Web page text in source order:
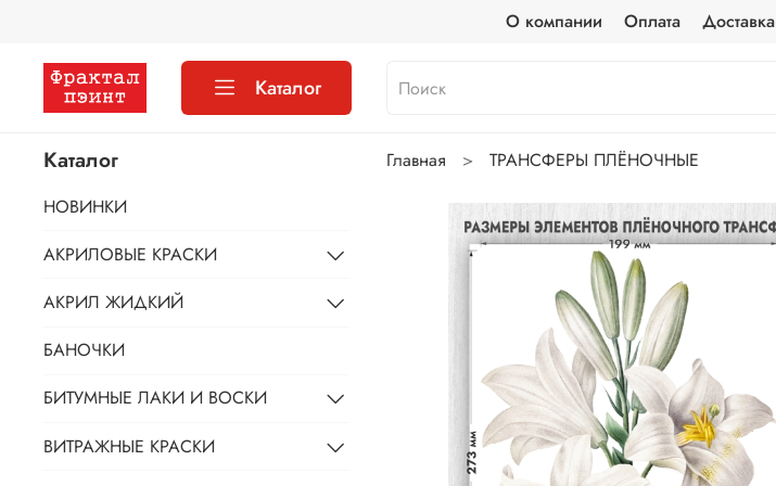
О компании Оплата Доставка
Каталог
Главная ТРАНСФЕРЫ ПЛЁНОЧНЫЕ
Каталог
НОВИНКИ
АКРИЛОВЫЕ КРАСКИ
АКРИЛ ЖИДКИЙ
БАНОЧКИ
БИТУМНЫЕ ЛАКИ И ВОСКИ
ВИТРАЖНЫЕ КРАСКИ